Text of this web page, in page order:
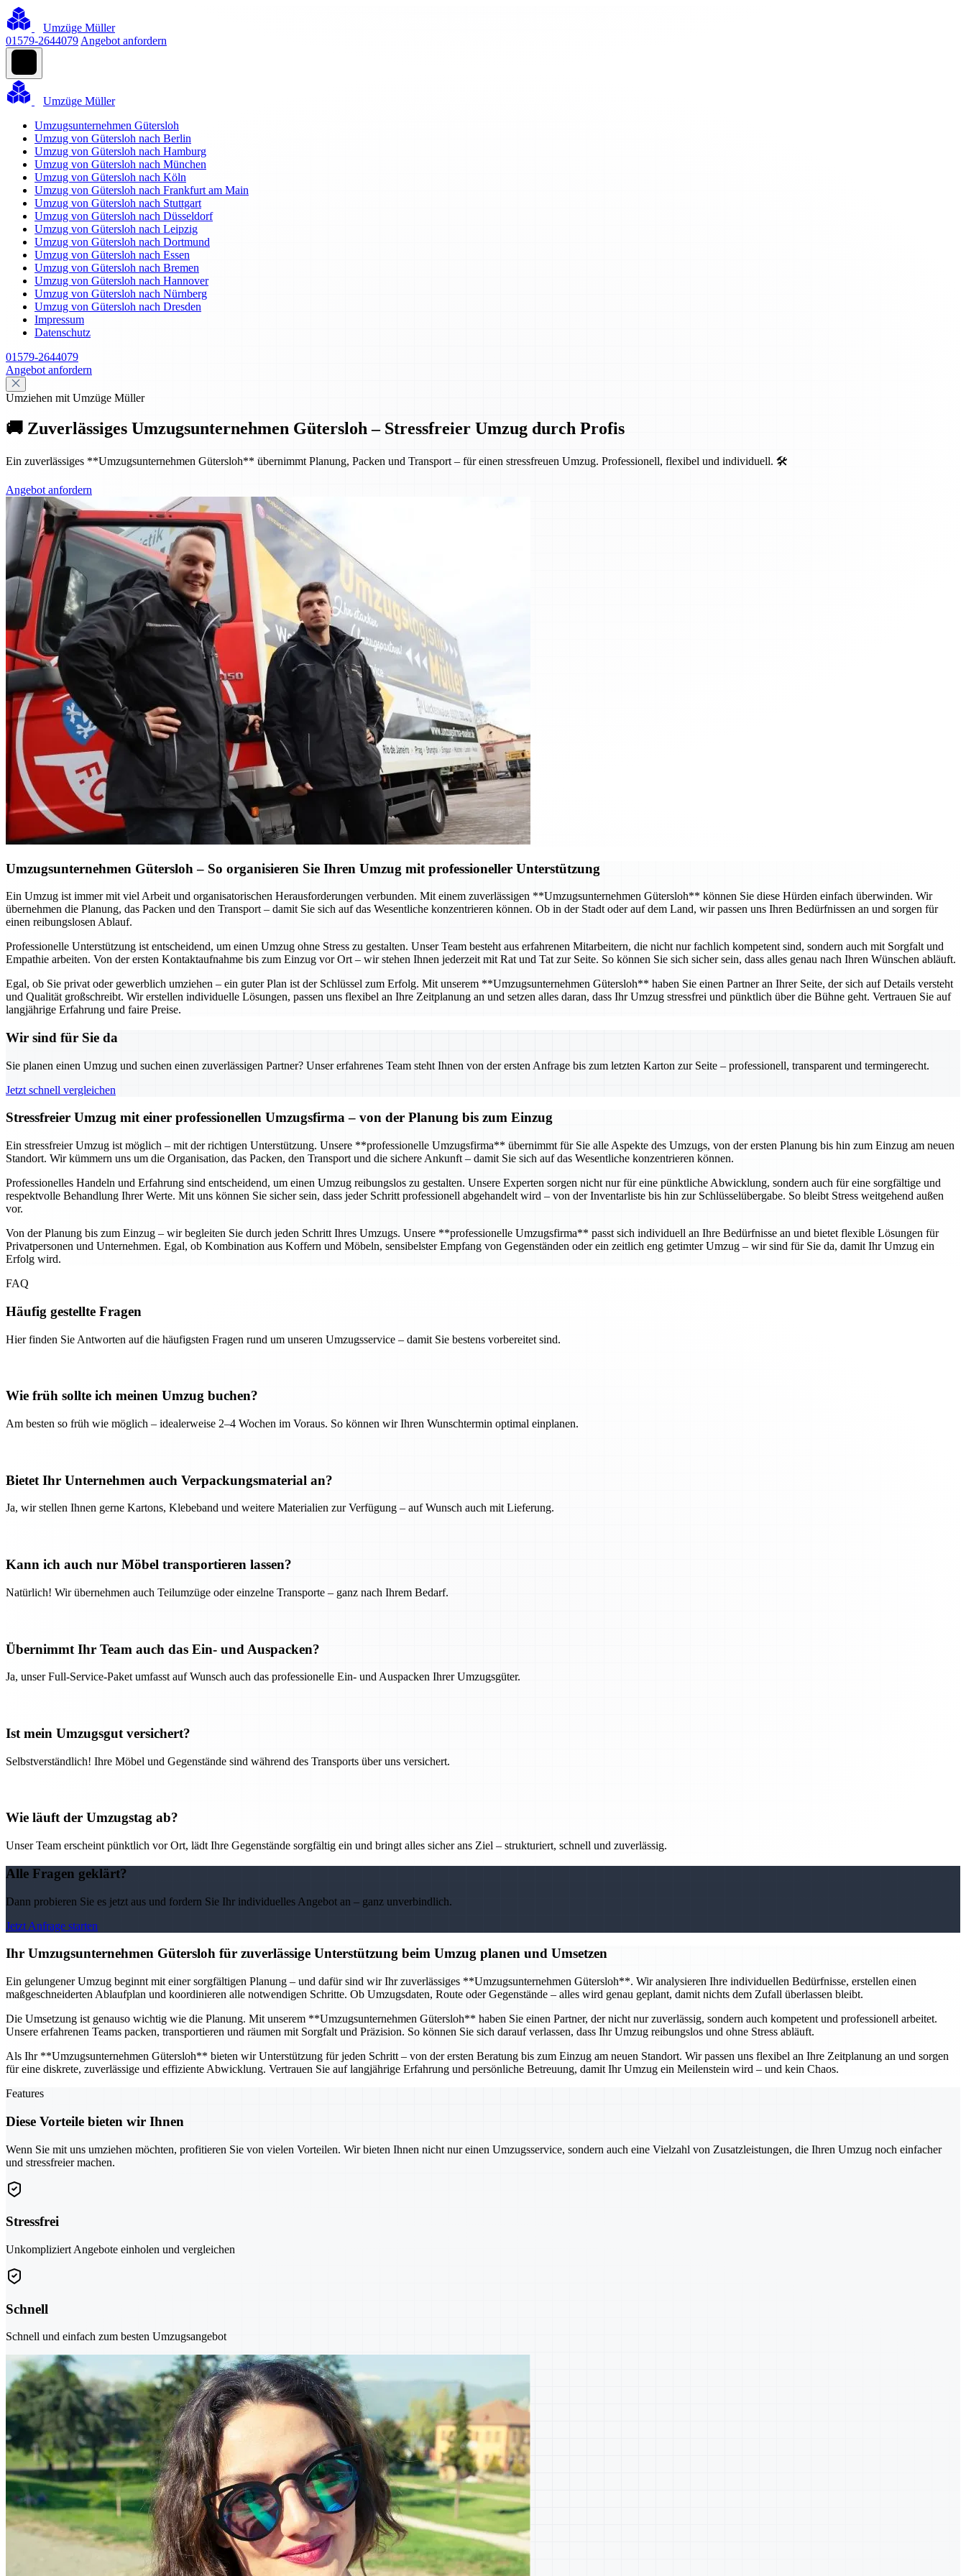
Umzüge Müller
01579-2644079 Angebot anfordern
Umzüge Müller
Umzugsunternehmen Gütersloh
Umzug von Gütersloh nach Berlin
Umzug von Gütersloh nach Hamburg
Umzug von Gütersloh nach München
Umzug von Gütersloh nach Köln
Umzug von Gütersloh nach Frankfurt am Main
Umzug von Gütersloh nach Stuttgart
Umzug von Gütersloh nach Düsseldorf
Umzug von Gütersloh nach Leipzig
Umzug von Gütersloh nach Dortmund
Umzug von Gütersloh nach Essen
Umzug von Gütersloh nach Bremen
Umzug von Gütersloh nach Hannover
Umzug von Gütersloh nach Nürnberg
Umzug von Gütersloh nach Dresden
Impressum
Datenschutz
01579-2644079
Angebot anfordern
Umziehen mit Umzüge Müller
🚚 Zuverlässiges Umzugsunternehmen Gütersloh – Stressfreier Umzug durch Profis
Ein zuverlässiges **Umzugsunternehmen Gütersloh** übernimmt Planung, Packen und Transport – für einen stressfreuen Umzug. Professionell, flexibel und individuell. 🛠️
Angebot anfordern
Umzugsunternehmen Gütersloh – So organisieren Sie Ihren Umzug mit professioneller Unterstützung
Ein Umzug ist immer mit viel Arbeit und organisatorischen Herausforderungen verbunden. Mit einem zuverlässigen **Umzugsunternehmen Gütersloh** können Sie diese Hürden einfach überwinden. Wir
übernehmen die Planung, das Packen und den Transport – damit Sie sich auf das Wesentliche konzentrieren können. Ob in der Stadt oder auf dem Land, wir passen uns Ihren Bedürfnissen an und sorgen für
einen reibungslosen Ablauf.
Professionelle Unterstützung ist entscheidend, um einen Umzug ohne Stress zu gestalten. Unser Team besteht aus erfahrenen Mitarbeitern, die nicht nur fachlich kompetent sind, sondern auch mit Sorgfalt und
Empathie arbeiten. Von der ersten Kontaktaufnahme bis zum Einzug vor Ort – wir stehen Ihnen jederzeit mit Rat und Tat zur Seite. So können Sie sich sicher sein, dass alles genau nach Ihren Wünschen abläuft.
Egal, ob Sie privat oder gewerblich umziehen – ein guter Plan ist der Schlüssel zum Erfolg. Mit unserem **Umzugsunternehmen Gütersloh** haben Sie einen Partner an Ihrer Seite, der sich auf Details versteht
und Qualität großschreibt. Wir erstellen individuelle Lösungen, passen uns flexibel an Ihre Zeitplanung an und setzen alles daran, dass Ihr Umzug stressfrei und pünktlich über die Bühne geht. Vertrauen Sie auf
langjährige Erfahrung und faire Preise.
Wir sind für Sie da
Sie planen einen Umzug und suchen einen zuverlässigen Partner? Unser erfahrenes Team steht Ihnen von der ersten Anfrage bis zum letzten Karton zur Seite – professionell, transparent und termingerecht.
Jetzt schnell vergleichen
Stressfreier Umzug mit einer professionellen Umzugsfirma – von der Planung bis zum Einzug
Ein stressfreier Umzug ist möglich – mit der richtigen Unterstützung. Unsere **professionelle Umzugsfirma** übernimmt für Sie alle Aspekte des Umzugs, von der ersten Planung bis hin zum Einzug am neuen
Standort. Wir kümmern uns um die Organisation, das Packen, den Transport und die sichere Ankunft – damit Sie sich auf das Wesentliche konzentrieren können.
Professionelles Handeln und Erfahrung sind entscheidend, um einen Umzug reibungslos zu gestalten. Unsere Experten sorgen nicht nur für eine pünktliche Abwicklung, sondern auch für eine sorgfältige und
respektvolle Behandlung Ihrer Werte. Mit uns können Sie sicher sein, dass jeder Schritt professionell abgehandelt wird – von der Inventarliste bis hin zur Schlüsselübergabe. So bleibt Stress weitgehend außen
vor.
Von der Planung bis zum Einzug – wir begleiten Sie durch jeden Schritt Ihres Umzugs. Unsere **professionelle Umzugsfirma** passt sich individuell an Ihre Bedürfnisse an und bietet flexible Lösungen für
Privatpersonen und Unternehmen. Egal, ob Kombination aus Koffern und Möbeln, sensibelster Empfang von Gegenständen oder ein zeitlich eng getimter Umzug – wir sind für Sie da, damit Ihr Umzug ein
Erfolg wird.
FAQ
Häufig gestellte Fragen
Hier finden Sie Antworten auf die häufigsten Fragen rund um unseren Umzugsservice – damit Sie bestens vorbereitet sind.
Wie früh sollte ich meinen Umzug buchen?
Am besten so früh wie möglich – idealerweise 2–4 Wochen im Voraus. So können wir Ihren Wunschtermin optimal einplanen.
Bietet Ihr Unternehmen auch Verpackungsmaterial an?
Ja, wir stellen Ihnen gerne Kartons, Klebeband und weitere Materialien zur Verfügung – auf Wunsch auch mit Lieferung.
Kann ich auch nur Möbel transportieren lassen?
Natürlich! Wir übernehmen auch Teilumzüge oder einzelne Transporte – ganz nach Ihrem Bedarf.
Übernimmt Ihr Team auch das Ein- und Auspacken?
Ja, unser Full-Service-Paket umfasst auf Wunsch auch das professionelle Ein- und Auspacken Ihrer Umzugsgüter.
Ist mein Umzugsgut versichert?
Selbstverständlich! Ihre Möbel und Gegenstände sind während des Transports über uns versichert.
Wie läuft der Umzugstag ab?
Unser Team erscheint pünktlich vor Ort, lädt Ihre Gegenstände sorgfältig ein und bringt alles sicher ans Ziel – strukturiert, schnell und zuverlässig.
Alle Fragen geklärt?
Dann probieren Sie es jetzt aus und fordern Sie Ihr individuelles Angebot an – ganz unverbindlich.
Jetzt Anfrage starten
Ihr Umzugsunternehmen Gütersloh für zuverlässige Unterstützung beim Umzug planen und Umsetzen
Ein gelungener Umzug beginnt mit einer sorgfältigen Planung – und dafür sind wir Ihr zuverlässiges **Umzugsunternehmen Gütersloh**. Wir analysieren Ihre individuellen Bedürfnisse, erstellen einen
maßgeschneiderten Ablaufplan und koordinieren alle notwendigen Schritte. Ob Umzugsdaten, Route oder Gegenstände – alles wird genau geplant, damit nichts dem Zufall überlassen bleibt.
Die Umsetzung ist genauso wichtig wie die Planung. Mit unserem **Umzugsunternehmen Gütersloh** haben Sie einen Partner, der nicht nur zuverlässig, sondern auch kompetent und professionell arbeitet.
Unsere erfahrenen Teams packen, transportieren und räumen mit Sorgfalt und Präzision. So können Sie sich darauf verlassen, dass Ihr Umzug reibungslos und ohne Stress abläuft.
Als Ihr **Umzugsunternehmen Gütersloh** bieten wir Unterstützung für jeden Schritt – von der ersten Beratung bis zum Einzug am neuen Standort. Wir passen uns flexibel an Ihre Zeitplanung an und sorgen
für eine diskrete, zuverlässige und effiziente Abwicklung. Vertrauen Sie auf langjährige Erfahrung und persönliche Betreuung, damit Ihr Umzug ein Meilenstein wird – und kein Chaos.
Features
Diese Vorteile bieten wir Ihnen
Wenn Sie mit uns umziehen möchten, profitieren Sie von vielen Vorteilen. Wir bieten Ihnen nicht nur einen Umzugsservice, sondern auch eine Vielzahl von Zusatzleistungen, die Ihren Umzug noch einfacher
und stressfreier machen.
Stressfrei
Unkompliziert Angebote einholen und vergleichen
Schnell
Schnell und einfach zum besten Umzugsangebot